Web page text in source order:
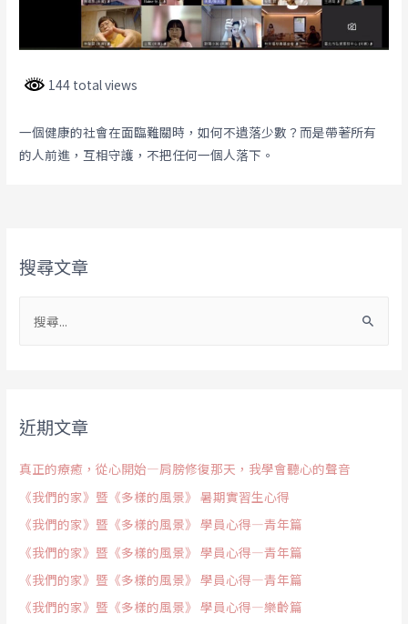
144 total views
一個健康的社會在面臨難關時，如何不遺落少數？而是帶著所有
的人前進，互相守護，不把任何一個人落下。
搜尋文章
近期文章
真正的療癒，從心開始—肩膀修復那天，我學會聽心的聲音
《我們的家》暨《多樣的風景》 暑期實習生心得
《我們的家》暨《多樣的風景》 學員心得—青年篇
《我們的家》暨《多樣的風景》 學員心得—青年篇
《我們的家》暨《多樣的風景》 學員心得—青年篇
《我們的家》暨《多樣的風景》 學員心得—樂齡篇